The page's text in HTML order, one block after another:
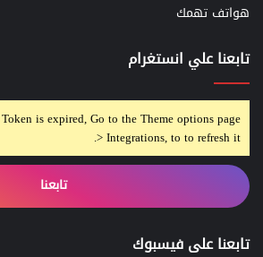
هواتف تهمك
تابعنا علي انستغرام
is expired, Go to the Theme options page
> Integrations, to to refresh it.
تابعنا
تابعنا على فيسبوك